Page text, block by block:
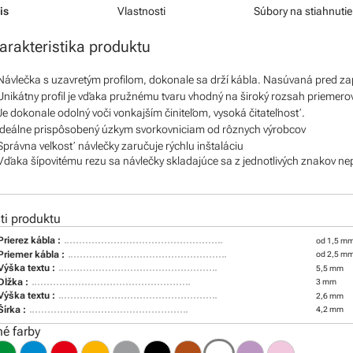
Vlastnosti Súbory na stiahnutie
produktu
s uzavretým profilom, dokonale sa drží kábla. Nasúvaná pred
profil je vďaka pružnému tvaru vhodný na široký rozsah
dokonale odolný voči vonkajším činiteľom, vysoká čitateľnosť.
prispôsobený úzkym svorkovniciam od rôznych výrobcov
veľkosť návlečky zaručuje rýchlu inštaláciu
šípovitému rezu sa návlečky skladajúce sa z jednotlivých znakov
produktu
kábla : od 1,5
kábla : od 2,5
textu : 5,5 mm
: 3 mm
textu : 2,6 mm
: 4,2 mm
farby